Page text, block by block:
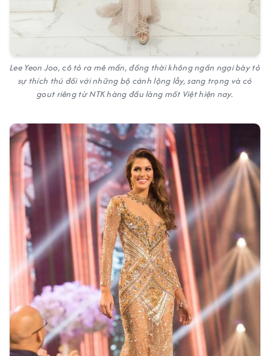
Lee Yeon Joo, cô tỏ ra mê mẩn, đồng thời không ngần ngại bày tỏ
sự thích thú đối với những bộ cánh lộng lẫy, sang trọng và có
gout riêng từ NTK hàng đầu làng mốt Việt hiện nay.